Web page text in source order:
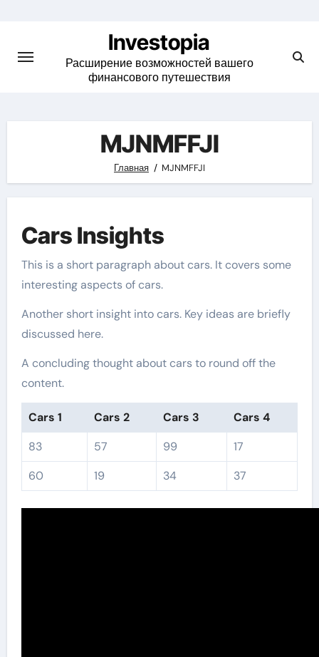
content
Investopia
Расширение возможностей вашего
финансового путешествия
MJNMFFJI
Главная MJNMFFJI
Cars Insights
This is a short paragraph about cars. It covers some
interesting aspects of cars.
Another short insight into cars. Key ideas are briefly
discussed here.
A concluding thought about cars to round off the
content.
Cars 1 Cars 2 Cars 3
Cars 4
83
57 99
17
60
19 34 37